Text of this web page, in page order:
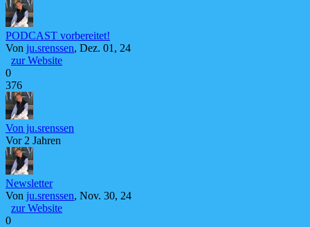
PODCAST vorbereitet!
Von ju.srenssen, Dez. 01, 24
zur Website
0
376
Von ju.srenssen
Vor 2 Jahren
Newsletter
Von ju.srenssen, Nov. 30, 24
zur Website
0